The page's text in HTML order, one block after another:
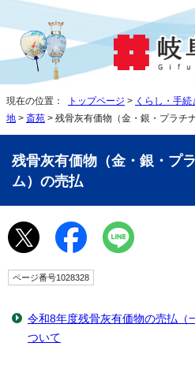
現在の位置： トップページ > くらし・手続
地 > 斎苑 > 残骨灰有価物（金・銀・プラチ
残骨灰有価物（金・銀・プ
ム）の売払
ページ番号1028328
令和8年度残骨灰有価物の売払（
ついて